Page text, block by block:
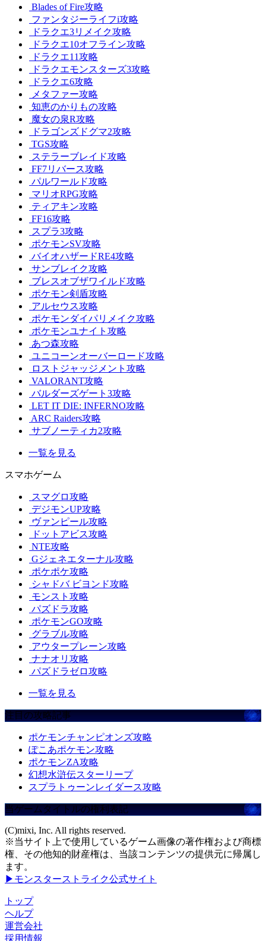
Blades of Fire攻略
ファンタジーライフi攻略
ドラクエ3リメイク攻略
ドラクエ10オフライン攻略
ドラクエ11攻略
ドラクエモンスターズ3攻略
ドラクエ6攻略
メタファー攻略
知恵のかりもの攻略
魔女の泉R攻略
ドラゴンズドグマ2攻略
TGS攻略
ステラーブレイド攻略
FF7リバース攻略
パルワールド攻略
マリオRPG攻略
ティアキン攻略
FF16攻略
スプラ3攻略
ポケモンSV攻略
バイオハザードRE4攻略
サンブレイク攻略
ブレスオブザワイルド攻略
ポケモン剣盾攻略
アルセウス攻略
ポケモンダイパリメイク攻略
ポケモンユナイト攻略
あつ森攻略
ユニコーンオーバーロード攻略
ロストジャッジメント攻略
VALORANT攻略
バルダーズゲート3攻略
LET IT DIE: INFERNO攻略
ARC Raiders攻略
サブノーティカ2攻略
一覧を見る
スマホゲーム
スマグロ攻略
デジモンUP攻略
ヴァンピール攻略
ドットアビス攻略
NTE攻略
Gジェネエターナル攻略
ポケポケ攻略
シャドバ ビヨンド攻略
モンスト攻略
パズドラ攻略
ポケモンGO攻略
グラブル攻略
アウタープレーン攻略
ナナオリ攻略
パズドラゼロ攻略
一覧を見る
注目の攻略記事
ポケモンチャンピオンズ攻略
ぽこあポケモン攻略
ポケモンZA攻略
幻想水滸伝スターリープ
スプラトゥーンレイダース攻略
当ゲームタイトルの権利表記
(C)mixi, Inc. All rights reserved.
※当サイト上で使用しているゲーム画像の著作権および商標
権、その他知的財産権は、当該コンテンツの提供元に帰属し
ます。
▶モンスターストライク公式サイト
トップ
ヘルプ
運営会社
採用情報